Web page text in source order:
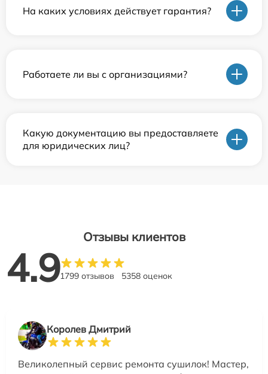
На каких условиях действует гарантия?
Работаете ли вы с организациями?
Какую документацию вы предоставляете
для юридических лиц?
Отзывы клиентов
4.91799 отзывов 5358 оценок
Королев Дмитрий
Великолепный сервис ремонта сушилок! Мастер,